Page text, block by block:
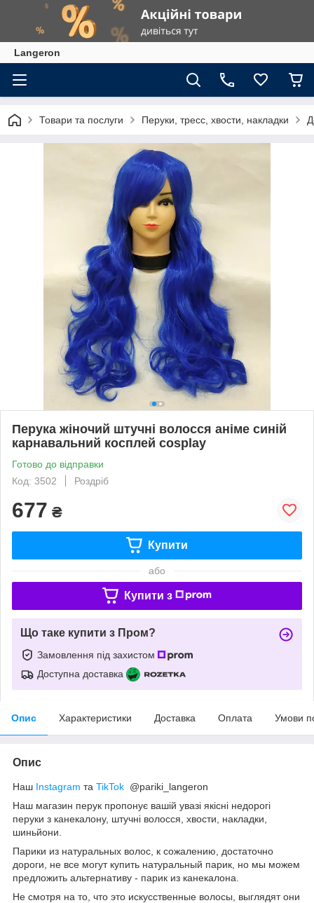
Langeron
Товари та послуги Перуки, тресс, хвости, накладки
Перука жіночий штучні волосся аніме синій
карнавальний косплей cosplay
Готово до відправки
Код: 3502
Роздріб
677 ₴
Купити
або
Купити з
Що таке купити з Пром?
Замовлення під захистом
Доступна доставка
Опис Характеристики Доставка Оплата Умови
Опис
Наш Instagram та TikTok @pariki_langeron
Наш магазин перук пропонує вашій увазі якісні недорогі
перуки з канекалону, штучні волосся, хвости, накладки,
шиньйони.
Парики из натуральных волос, к сожалению, достаточно
дороги, не все могут купить натуральный парик, но мы можем
предложить альтернативу - парик из канекалона.
Не смотря на то, что это искусственные волосы, выглядят они